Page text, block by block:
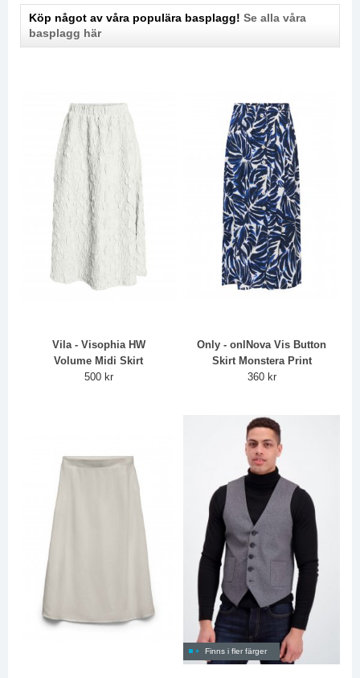
Köp något av våra populära basplagg! Se alla våra
basplagg här
Vila - Visophia HW
Volume Midi Skirt
500 kr
Only - onlNova Vis Button
Skirt Monstera Print
360 kr
Finns i fler färger